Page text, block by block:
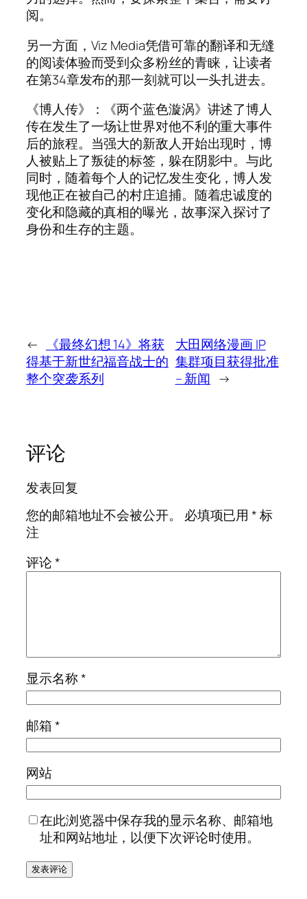
阅。
另一方面，Viz Media凭借可靠的翻译和无缝
的阅读体验而受到众多粉丝的青睐，让读者
在第34章发布的那一刻就可以一头扎进去。
《博人传》：《两个蓝色漩涡》讲述了博人
传在发生了一场让世界对他不利的重大事件
后的旅程。当强大的新敌人开始出现时，博
人被贴上了叛徒的标签，躲在阴影中。与此
同时，随着每个人的记忆发生变化，博人发
现他正在被自己的村庄追捕。随着忠诚度的
变化和隐藏的真相的曝光，故事深入探讨了
身份和生存的主题。
←
《最终幻想 14》将获
得基于新世纪福音战士的
整个突袭系列
大田网络漫画 IP
集群项目获得批准
– 新闻 →
评论
发表回复
您的邮箱地址不会被公开。
必填项已用*标
注
评论*
显示名称*
邮箱*
网站
在此浏览器中保存我的显示名称、邮箱地
址和网站地址，以便下次评论时使用。